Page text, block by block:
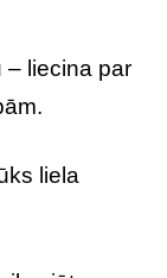
– liecina par
liela